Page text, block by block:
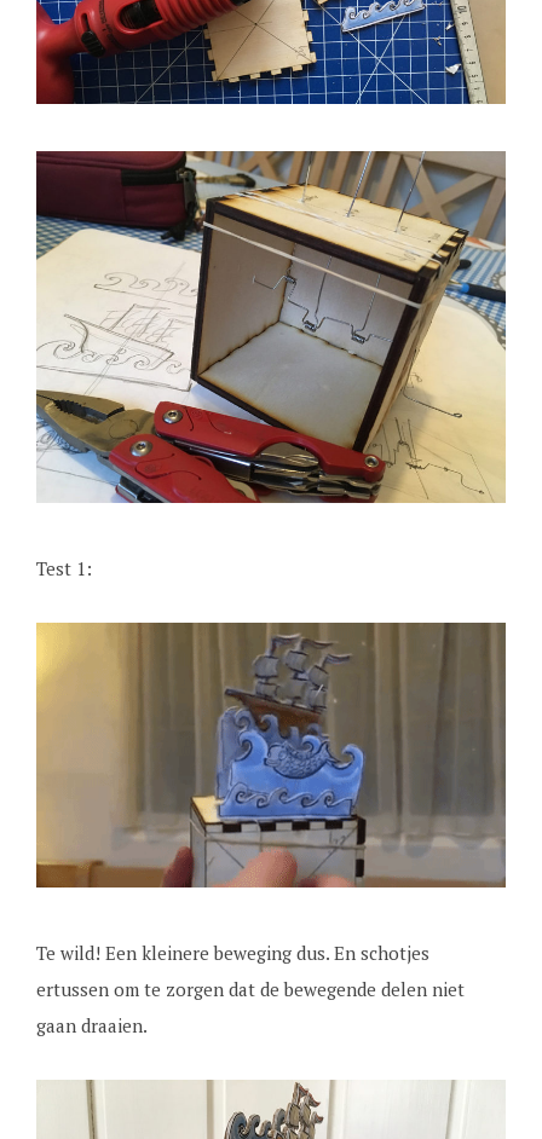
Test 1:
Te wild! Een kleinere beweging dus. En schotjes
ertussen om te zorgen dat de bewegende delen niet
gaan draaien.